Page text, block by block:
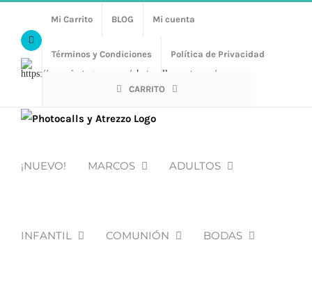
contenidoFacebook
Https://www.instagram.com/photocalls_y_atrezzo/
Mi Carrito BLOG Mi cuenta
Términos y Condiciones Política de Privacidad
CARRITO
¡NUEVO! MARCOS ADULTOS
INFANTIL COMUNIÓN BODAS